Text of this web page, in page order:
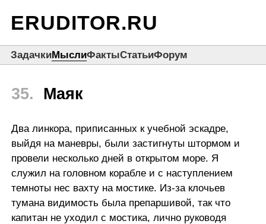
ERUDITOR.RU
ЗадачкиМыслиФактыСтатьиФорум
35. Маяк
Два линкора, приписанных к учебной эскадре,
выйдя на маневры, были застигнуты штормом и
провели несколько дней в открытом море. Я
служил на головном корабле и с наступлением
темноты нес вахту на мостике. Из-за клочьев
тумана видимость была препаршивой, так что
капитан не уходил с мостика, лично руководя